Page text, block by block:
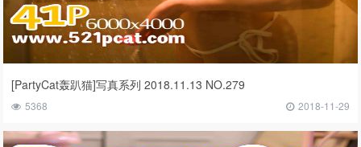
[PartyCat轰趴猫]写真系列 2018.11.13 NO.279
5368 2018-11-29